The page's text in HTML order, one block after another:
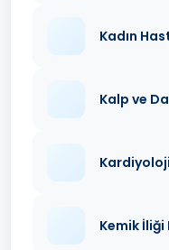
Kadın
Kalp ve
Kardiyoloji
Kemik İliği